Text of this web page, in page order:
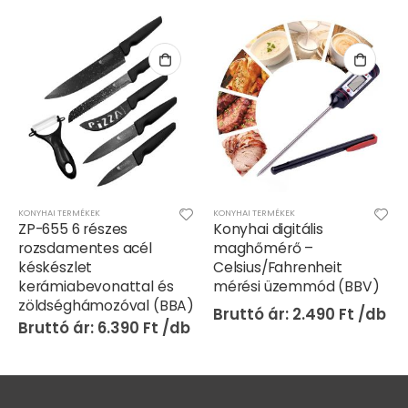
KONYHAI TERMÉKEK
ZP-655 6 részes
rozsdamentes acél
késkészlet
kerámiabevonattal és
zöldséghámozóval (BBA)
6.390 Ft
KONYHAI TERMÉKEK
Konyhai digitális
maghőmérő –
Celsius/Fahrenheit
mérési üzemmód (BBV)
2.490 Ft